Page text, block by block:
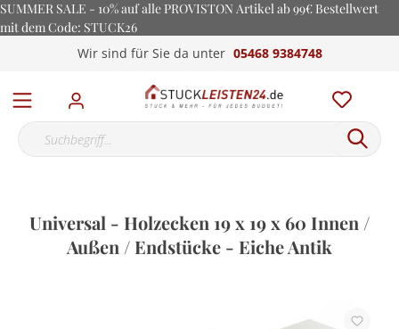
SUMMER SALE - 10% auf alle PROVISTON Artikel ab 99€ Bestellwert
mit dem Code: STUCK26
Wir sind für Sie da unter 05468 9384748
Universal - Holzecken 19 x 19 x 60 Innen /
Außen / Endstücke - Eiche Antik